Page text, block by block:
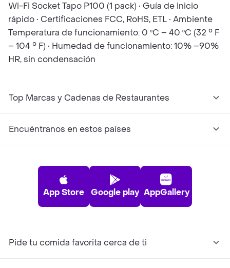
Wi-Fi Socket Tapo P100 (1 pack) • Guía de inicio
rápido • Certificaciones FCC, RoHS, ETL • Ambiente
Temperatura de funcionamiento: 0 ºC – 40 ºC (32 ° F
– 104 ° F) • Humedad de funcionamiento: 10% –90%
HR, sin condensación
Top Marcas y Cadenas de Restaurantes
Encuéntranos en estos países
App Store Google play AppGallery
Pide tu comida favorita cerca de ti